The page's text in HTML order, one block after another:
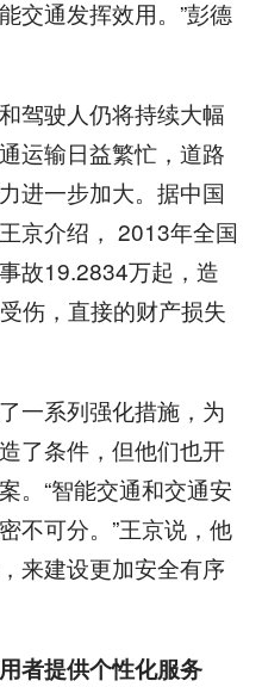
交通发挥效用。”彭德
驶人仍将持续大幅
运输日益繁忙，道路
进一步加大。据中国
京介绍， 2013年全国
故19.2834万起，造
伤，直接的财产损失
系列强化措施，为
了条件，但他们也开
。“智能交通和交通安
不可分。”王京说，他
来建设更加安全有序
提供个性化服务